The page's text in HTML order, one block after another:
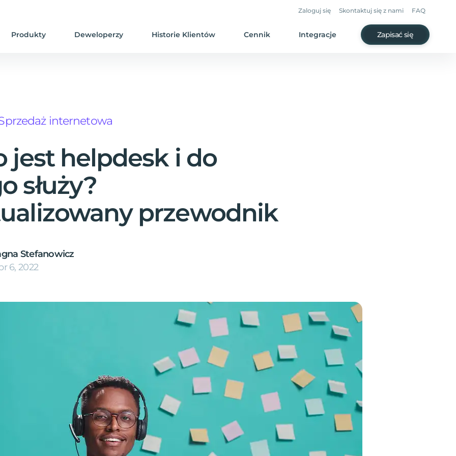
Zaloguj się Skontaktuj się z nami FAQ
Produkty Deweloperzy Historie Klientów Cennik Integracje Zapisać się
internetowa
jest helpdesk i do
służy?
przewodnik
Stefanowicz
6, 2022